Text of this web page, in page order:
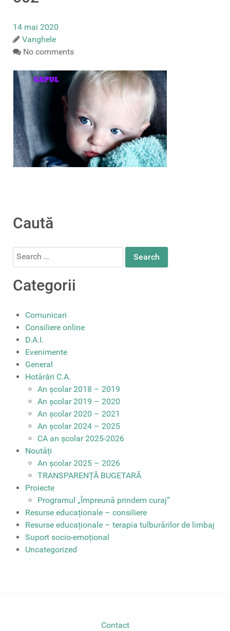
14 mai 2020
Vanghele
No comments
Caută
Search
Categorii
Comunicari
Consiliere online
D.A.I.
Evenimente
General
Hotărâri C.A.
An școlar 2018 – 2019
An școlar 2019 – 2020
An școlar 2020 – 2021
An școlar 2024 – 2025
CA an școlar 2025-2026
Noutăți
An școlar 2025 – 2026
TRANSPARENȚĂ BUGETARĂ
Proiecte
Programul „Împreună prindem curaj”
Resurse educaționale – consiliere
Resurse educaționale – terapia tulburărilor de limbaj
Suport socio-emoțional
Uncategorized
Contact